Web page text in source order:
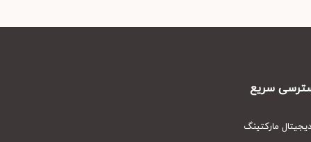
سریع
مارکتینگ